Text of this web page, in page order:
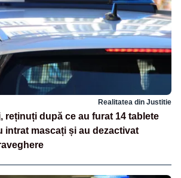
Realitatea din Justitie
reținuți după ce au furat 14 tablete
intrat mascați și au dezactivat